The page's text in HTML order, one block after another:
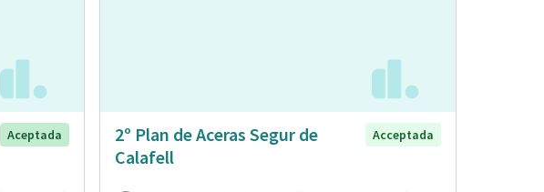
Aceptada
2º Plan de Aceras Segur de
Calafell
Acceptada